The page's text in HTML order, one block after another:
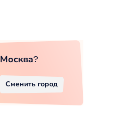
Москва?
Сменить город